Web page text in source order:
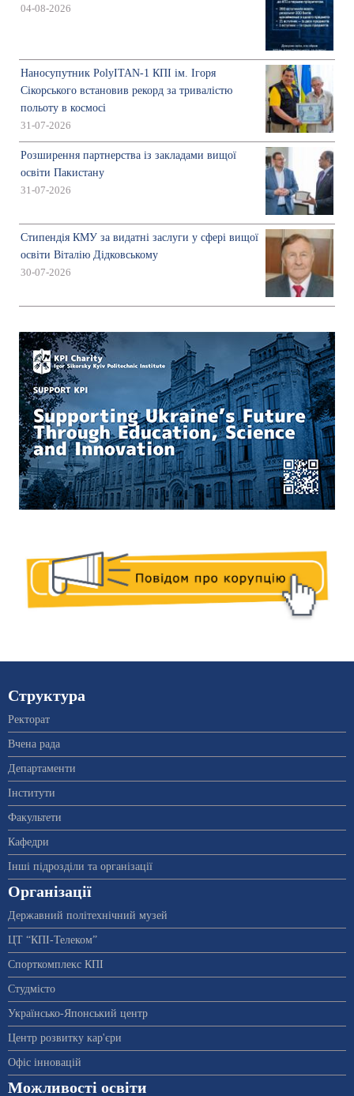
04-08-2026
Наносупутник PolyITAN-1 КПІ ім. Ігоря
Сікорського встановив рекорд за тривалістю
польоту в космосі
31-07-2026
Розширення партнерства із закладами вищої
освіти Пакистану
31-07-2026
Стипендія КМУ за видатні заслуги у сфері вищої
освіти Віталію Дідковському
30-07-2026
Структура
Ректорат
Вчена рада
Департаменти
Інститути
Факультети
Кафедри
Інші підрозділи та організації
Організації
Державний політехнічний музей
ЦТ “КПІ-Телеком”
Спорткомплекс КПІ
Студмісто
Українсько-Японський центр
Центр розвитку кар'єри
Офіс інновацій
Можливості освіти